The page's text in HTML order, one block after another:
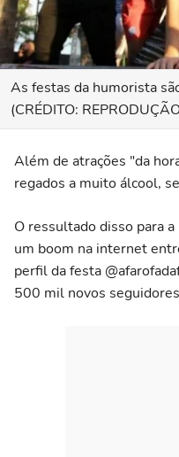
As festas da humorista
(CRÉDITO:
Além de atrações "da
regados a muito álcool,
O ressultado disso para
um boom na internet
perfil da festa
500 mil novos